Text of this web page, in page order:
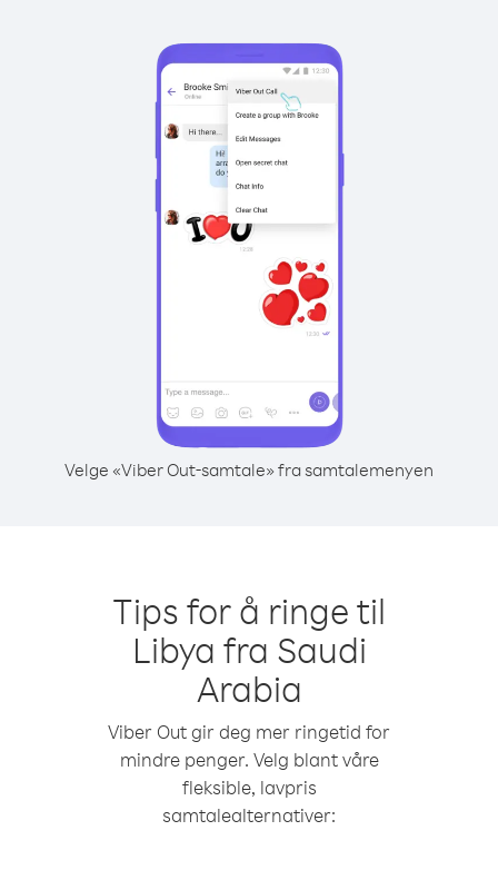
Velge «Viber Out-samtale» fra samtalemenyen
Tips for å ringe til
Libya fra Saudi
Arabia
Viber Out gir deg mer ringetid for
mindre penger. Velg blant våre
fleksible, lavpris
samtalealternativer: